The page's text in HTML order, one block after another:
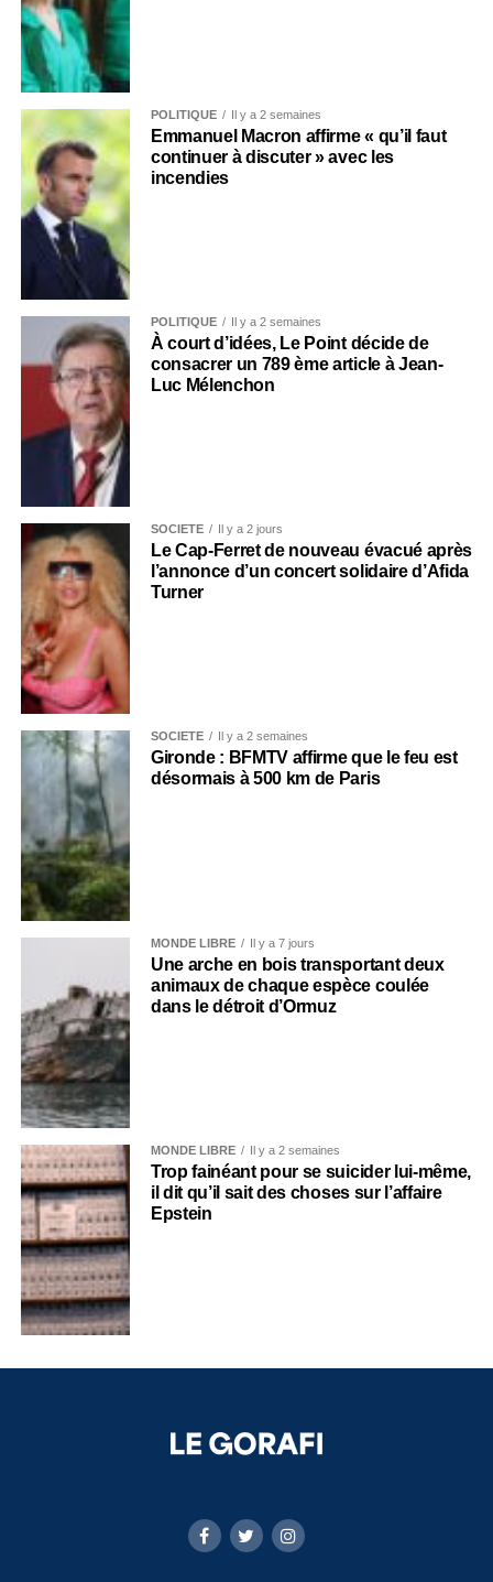
POLITIQUE Il y a 2 semaines
Emmanuel Macron affirme « qu’il faut
continuer à discuter » avec les
incendies
POLITIQUE Il y a 2 semaines
À court d’idées, Le Point décide de
consacrer un 789 ème article à Jean-
Luc Mélenchon
SOCIÉTÉ Il y a 2 jours
Le Cap-Ferret de nouveau évacué après
l’annonce d’un concert solidaire d’Afida
Turner
SOCIÉTÉ Il y a 2 semaines
Gironde : BFMTV affirme que le feu est
désormais à 500 km de Paris
MONDE LIBRE Il y a 7 jours
Une arche en bois transportant deux
animaux de chaque espèce coulée
dans le détroit d’Ormuz
MONDE LIBRE Il y a 2 semaines
Trop fainéant pour se suicider lui-même,
il dit qu’il sait des choses sur l’affaire
Epstein